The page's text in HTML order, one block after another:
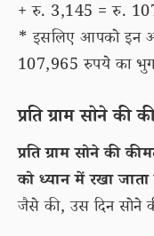
+ रु. 3,145 = रु.
* इसलिए आपको इन
107,965 रुपये का
प्रति ग्राम सोने
प्रति ग्राम सोने की
को ध्यान में रखा जाता
जैसे की, उस दिन सोने